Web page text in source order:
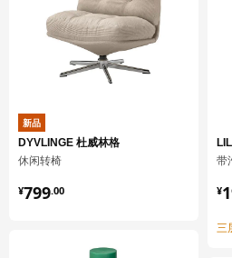
新品
DYVLINGE 杜威林格
休闲转椅
¥799.00
¥ 799.00
带
¥
三